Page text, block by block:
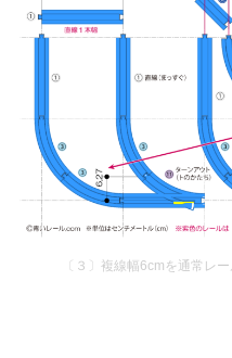
〔３〕複線幅6cmを通常レ